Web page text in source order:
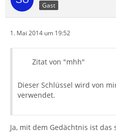
Gast
1. Mai 2014 um 19:52
Zitat von "mhh"
Dieser Schlüssel wird von
verwendet.
Ja, mit dem Gedächtnis ist das